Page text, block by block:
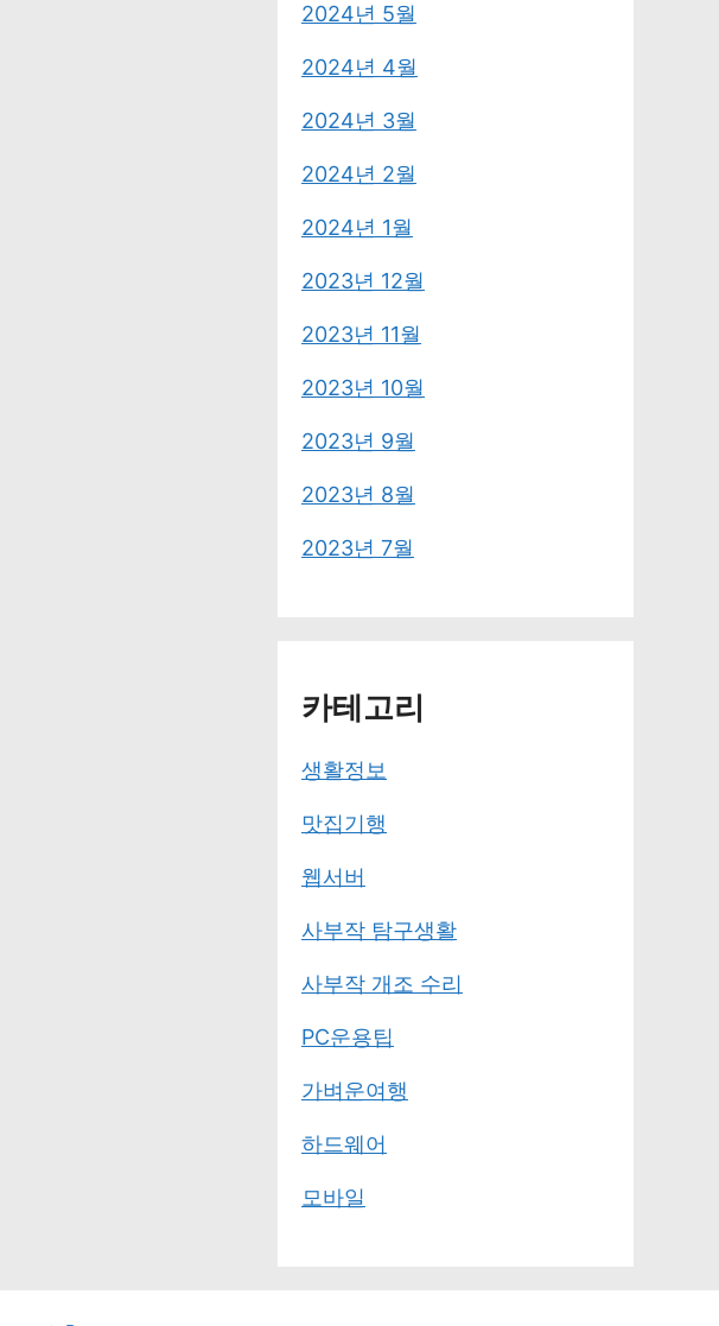
2024년 5월
2024년 4월
2024년 3월
2024년 2월
2024년 1월
2023년 12월
2023년 11월
2023년 10월
2023년 9월
2023년 8월
2023년 7월
카테고리
생활정보
맛집기행
웹서버
사부작 탐구생활
사부작 개조 수리
PC운용팁
가벼운여행
하드웨어
모바일